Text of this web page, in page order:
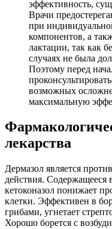
эффективность,
Врачи
при
компонентов, а
лактации, так как
случаях не была
Поэтому перед
возможных
максимальную
лекарства
Дермазол является
действия. Содержащееся
кетоконазол понижает
клетки. Эффективен в
грибами, угнетает
Хорошо борется с